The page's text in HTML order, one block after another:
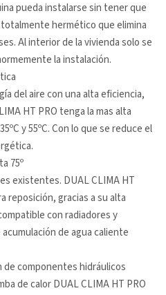
pueda instalarse sin tener que
hermético que elimina
Al interior de la vivienda solo se
la instalación.
del aire con una alta eficiencia,
HT PRO tenga la mas alta
y 55ºC. Con lo que se reduce el
75º
existentes. DUAL CLIMA HT
reposición, gracias a su alta
con radiadores y
de agua caliente
componentes hidráulicos
de calor DUAL CLIMA HT PRO